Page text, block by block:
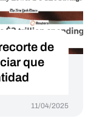
de
que
11/04/2025